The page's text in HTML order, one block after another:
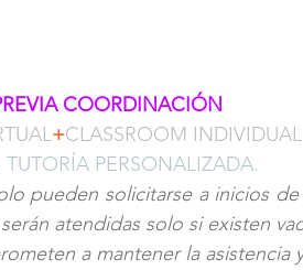
COORDINACIÓN
+CLASSROOM INDIVIDUAL
TUTORÍA PERSONALIZADA.
pueden solicitarse a inicios
atendidas solo si existen
a mantener la asistencia